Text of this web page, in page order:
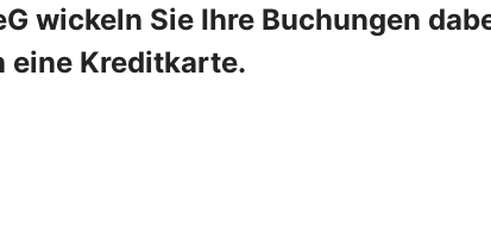
wickeln Sie Ihre Buchungen
eine Kreditkarte.